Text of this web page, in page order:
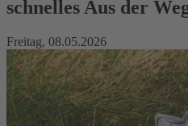
schnelles Aus der
Freitag, 08.05.2026